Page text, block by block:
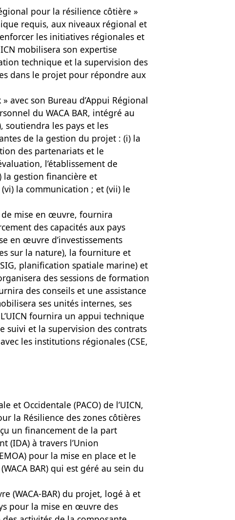
pour la résilience côtière »
requis, aux niveaux régional et
les initiatives régionales et
mobilisera son expertise
technique et la supervision des
dans le projet pour répondre aux
avec son Bureau d’Appui Régional
du WACA BAR, intégré au
soutiendra les pays et les
de la gestion du projet : (i) la
des partenariats et le
l’établissement de
la gestion financière et
la communication ; et (vii) le
de mise en œuvre, fournira
des capacités aux pays
en œuvre d’investissements
sur la nature), la fourniture et
planification spatiale marine) et
des sessions de formation
des conseils et une assistance
ses unités internes, ses
fournira un appui technique
suivi et la supervision des contrats
les institutions régionales (CSE,
et Occidentale (PACO) de l’UICN,
la Résilience des zones côtières
un financement de la part
(IDA) à travers l’Union
pour la mise en place et le
BAR) qui est géré au sein du
(WACA-BAR) du projet, logé à et
pour la mise en œuvre des